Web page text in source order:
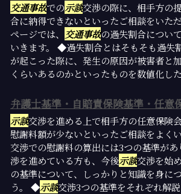
交通事故での示談交渉の際に、相手方の
合に納得できないといったご相談をいた
ページでは、
交通事故の過失割合につい
いきます。 ◆過失割合とはそもそも過失
が起こった際に、発生の原因が被害者と
くらいあるのかといったものを数値化し
弁護士基準・自賠責保険基準・任意
示談交渉を進める上で相手方の任意保険
慰謝料額が少ないといったご相談をよくい
交渉での慰謝料の算出には3つの基準が
渉を進めている方も、今後示談交渉を始
の基準について、しっかりと知識を身に
う。 ◆示談交渉3つの基準をそれぞれ解説